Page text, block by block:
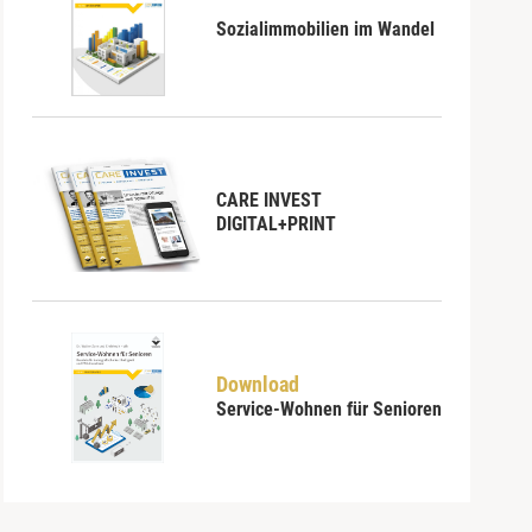
Sozialimmobilien im Wandel
CARE INVEST
DIGITAL+PRINT
Download
Service-Wohnen für Senioren